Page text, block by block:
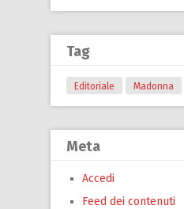
Tag
Editoriale Madonna
Meta
Accedi
Feed dei contenuti